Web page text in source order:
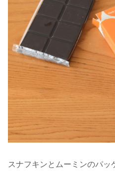
スナフキンとムーミンのパ